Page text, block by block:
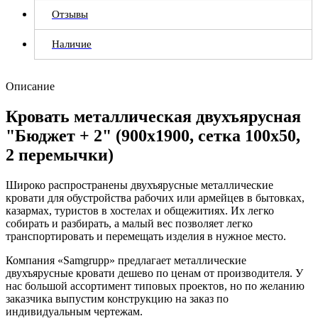
Отзывы
Наличие
Описание
Кровать металлическая двухъярусная
"Бюджет + 2" (900х1900, сетка 100х50,
2 перемычки)
Широко распространены двухъярусные металлические
кровати для обустройства рабочих или армейцев в бытовках,
казармах, туристов в хостелах и общежитиях. Их легко
собирать и разбирать, а малый вес позволяет легко
транспортировать и перемещать изделия в нужное место.
Компания «Samgrupp» предлагает металлические
двухъярусные кровати дешево по ценам от производителя. У
нас большой ассортимент типовых проектов, но по желанию
заказчика выпустим конструкцию на заказ по
индивидуальным чертежам.